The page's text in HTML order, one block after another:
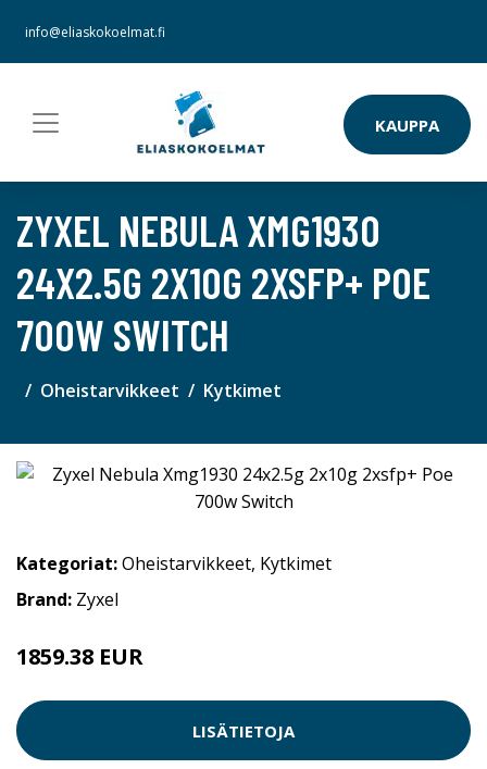
info@eliaskokoelmat.fi
KAUPPA
ZYXEL NEBULA XMG1930
24X2.5G 2X10G 2XSFP+ POE
700W SWITCH
Oheistarvikkeet Kytkimet
Kategoriat:Oheistarvikkeet, Kytkimet
Brand: Zyxel
1859.38 EUR
LISÄTIETOJA